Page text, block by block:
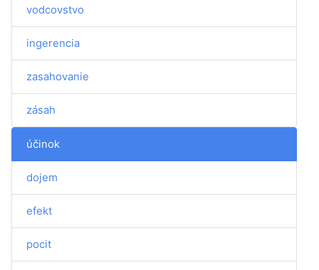
vodcovstvo
ingerencia
zasahovanie
zásah
účinok
dojem
efekt
pocit